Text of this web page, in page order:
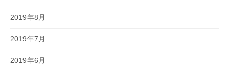
2019年8月
2019年7月
2019年6月